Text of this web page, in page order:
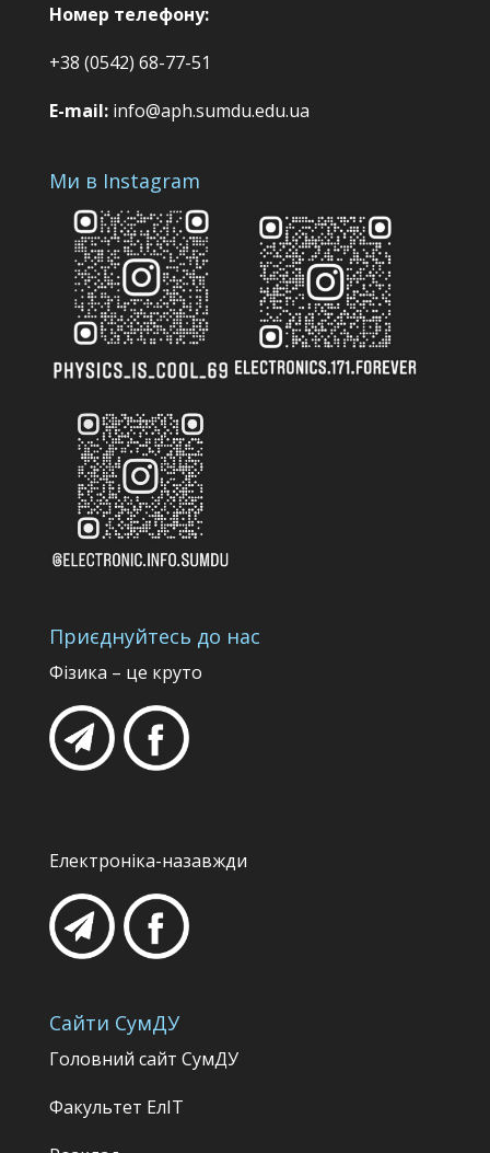
Номер телефону:
+38 (0542) 68-77-51
E-mail:info@aph.sumdu.edu.ua
Ми в Instagram
Приєднуйтесь до нас
Фізика – це круто
Електроніка-назавжди
Сайти СумДУ
Головний сайт СумДУ
Факультет ЕлІТ